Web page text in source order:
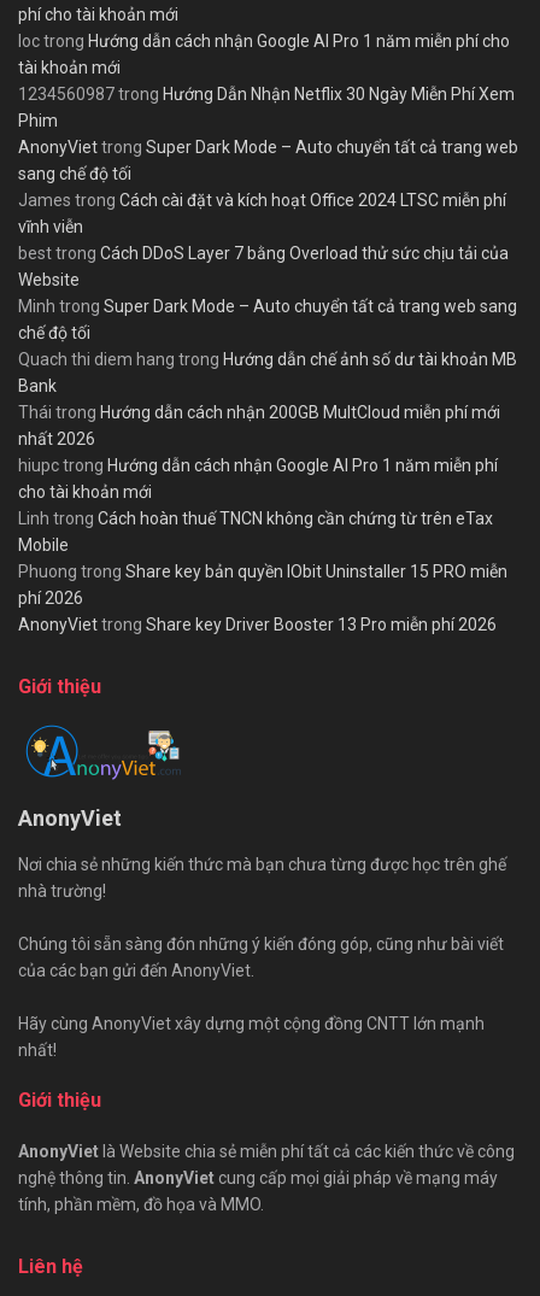
phí cho tài khoản mới
loctrong Hướng dẫn cách nhận Google AI Pro 1 năm miễn phí cho
tài khoản mới
1234560987trong Hướng Dẫn Nhận Netflix 30 Ngày Miễn Phí Xem
Phim
AnonyViettrong Super Dark Mode – Auto chuyển tất cả trang web
sang chế độ tối
James trong Cách cài đặt và kích hoạt Office 2024 LTSC miễn phí
vĩnh viễn
besttrong Cách DDoS Layer 7 bằng Overload thử sức chịu tải của
Website
Minh trong Super Dark Mode – Auto chuyển tất cả trang web sang
chế độ tối
Quach thi diem hang trong Hướng dẫn chế ảnh số dư tài khoản MB
Bank
Thái trong Hướng dẫn cách nhận 200GB MultCloud miễn phí mới
nhất 2026
hiupctrong Hướng dẫn cách nhận Google AI Pro 1 năm miễn phí
cho tài khoản mới
Linh trong Cách hoàn thuế TNCN không cần chứng từ trên eTax
Mobile
Phuong trong Share key bản quyền IObit Uninstaller 15 PRO miễn
phí 2026
AnonyViettrong Share key Driver Booster 13 Pro miễn phí 2026
Giới thiệu
AnonyViet
Nơi chia sẻ những kiến thức mà bạn chưa từng được học trên ghế
nhà trường!
Chúng tôi sẵn sàng đón những ý kiến đóng góp, cũng như bài viết
của các bạn gửi đến AnonyViet.
Hãy cùng AnonyViet xây dựng một cộng đồng CNTT lớn mạnh
nhất!
Giới thiệu
AnonyViet là Website chia sẻ miễn phí tất cả các kiến thức về công
nghệ thông tin. AnonyViet cung cấp mọi giải pháp về mạng máy
tính, phần mềm, đồ họa và MMO.
Liên hệ